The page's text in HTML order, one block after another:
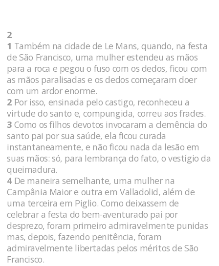
2
1 Também na cidade de Le Mans, quando, na festa
de São Francisco, uma mulher estendeu as mãos
para a roca e pegou o fuso com os dedos, ficou com
as mãos paralisadas e os dedos começaram doer
com um ardor enorme.
2 Por isso, ensinada pelo castigo, reconheceu a
virtude do santo e, compungida, correu aos frades.
3 Como os filhos devotos invocaram a clemência do
santo pai por sua saúde, ela ficou curada
instantaneamente, e não ficou nada da lesão em
suas mãos: só, para lembrança do fato, o vestígio da
queimadura.
4De maneira semelhante, uma mulher na
Campânia Maior e outra em Valladolid, além de
uma terceira em Piglio. Como deixassem de
celebrar a festa do bem-aventurado pai por
desprezo, foram primeiro admiravelmente punidas
mas, depois, fazendo penitência, foram
admiravelmente libertadas pelos méritos de São
Francisco.